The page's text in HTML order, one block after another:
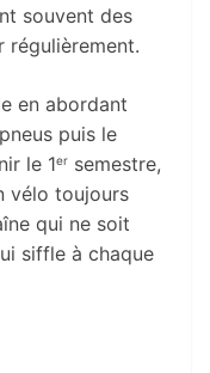
souvent des
régulièrement.
en abordant
puis le
le 1er semestre,
vélo toujours
qui ne soit
siffle à chaque